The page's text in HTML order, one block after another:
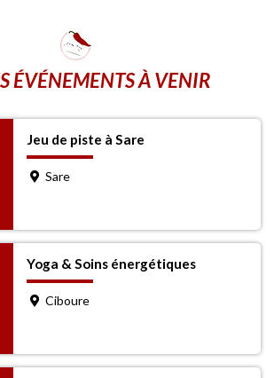
ÉVÉNEMENTS À VENIR
Jeu de piste à Sare
Sare
Yoga & Soins énergétiques
Ciboure